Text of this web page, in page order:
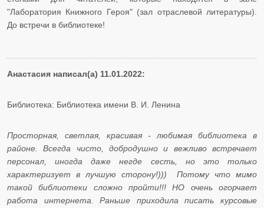
"Лаборатория Книжного Героя" (зал отраслевой литературы).
До встречи в библиотеке!
Анастасия написал(а) 11.01.2022:
Библиотека: Библиотека имени В. И. Ленина
Просторная, светлая, красивая - любимая библиотека в
районе. Всегда чисто, добродушно и вежливо встречает
персонал, иногда даже негде сесть, но это только
характеризует в лучшую сторону!))) Потому что мимо
такой библиотеки сложно пройти!!! НО очень огорчает
работа интернета. Раньше приходила писать курсовые